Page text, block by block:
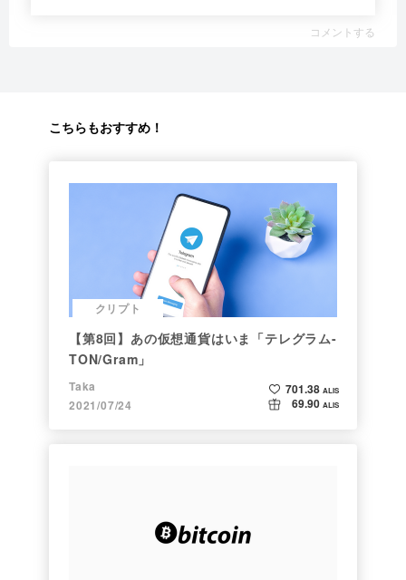
コメントする
こちらもおすすめ！
クリプト
【第8回】あの仮想通貨はいま「テレグラム-
TON/Gram」
Taka
2021/07/24
701.38 ALIS
69.90 ALIS